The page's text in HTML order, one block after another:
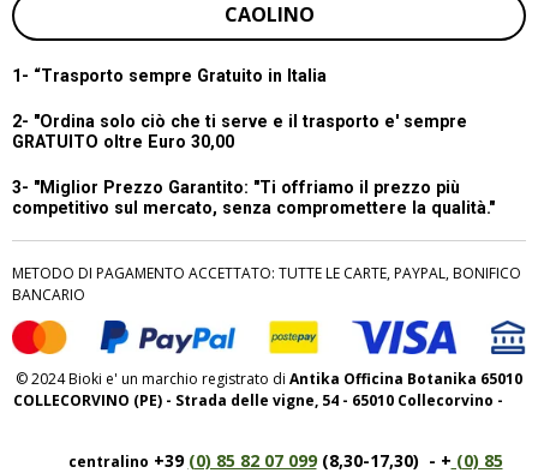
CAOLINO
1- “Trasporto sempre Gratuito in Italia
2- "Ordina solo ciò che ti serve e il trasporto e' sempre
GRATUITO oltre Euro 30,00
3- "Miglior Prezzo Garantito: "Ti offriamo il prezzo più
competitivo sul mercato, senza compromettere la qualità."
METODO DI PAGAMENTO ACCETTATO: TUTTE LE CARTE, PAYPAL, BONIFICO
BANCARIO
© 2024 Bioki e' un marchio registrato di Antika Officina Botanika 65010
COLLECORVINO (PE) - Strada delle vigne, 54 - 65010 Collecorvino -
centralino +39 (0) 85 82 07 099(8,30-17,30) - + (0) 85